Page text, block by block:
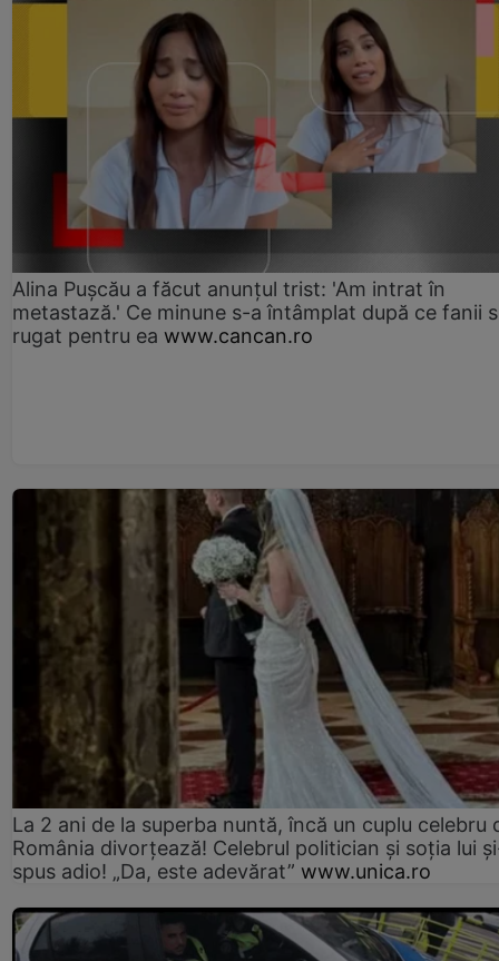
Alina Pușcău a făcut anunțul trist: 'Am intrat în
metastază.' Ce minune s-a întâmplat după ce fanii
rugat pentru ea www.cancan.ro
La 2 ani de la superba nuntă, încă un cuplu celebru
România divorțează! Celebrul politician și soția lui
spus adio! „Da, este adevărat” www.unica.ro